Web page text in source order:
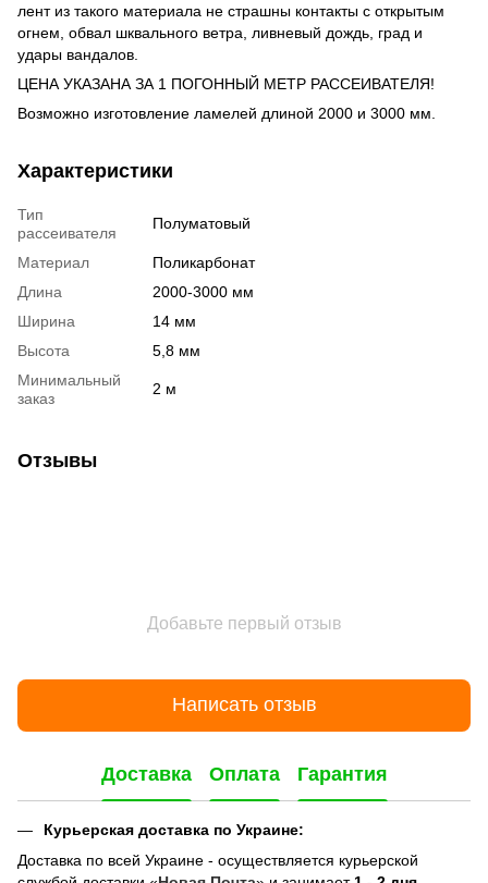
лент из такого материала не страшны контакты с открытым
огнем, обвал шквального ветра, ливневый дождь, град и
удары вандалов.
ЦЕНА УКАЗАНА ЗА 1 ПОГОННЫЙ МЕТР РАССЕИВАТЕЛЯ!
Возможно изготовление ламелей длиной 2000 и 3000 мм.
Характеристики
Тип
рассеивателя
Полуматовый
Материал
Поликарбонат
Длина
2000-3000 мм
Ширина
14 мм
Высота
5,8 мм
Минимальный
заказ
2 м
Отзывы
Добавьте первый отзыв
Написать отзыв
Доставка Оплата Гарантия
Курьерская доставка по Украине:
Доставка по всей Украине - осуществляется курьерской